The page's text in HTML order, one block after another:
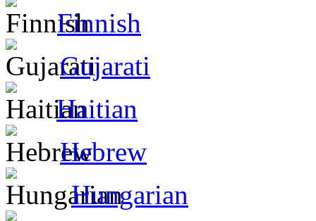
Finnish
Gujarati
Haitian
Hebrew
Hungarian